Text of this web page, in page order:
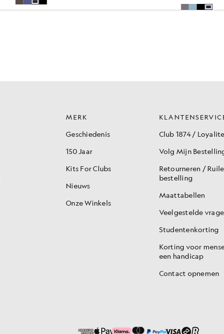
MERK
Geschiedenis
150 Jaar
Kits For Clubs
Nieuws
Onze Winkels
Club 1874 /
Volg Mijn
Retourneren /
bestelling
Maattabellen
Veelgestelde
Studentenkorting
Korting voor
een handicap
Contact opnemen